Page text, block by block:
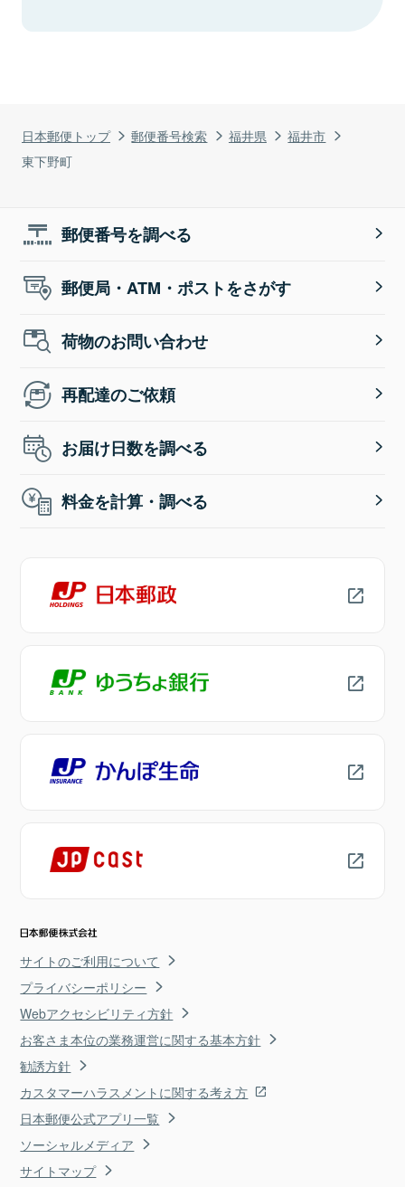
日本郵便トップ 郵便番号検索 福井県
福井市
東下野町
郵便番号を調べる
郵便局・ATM・ポストをさがす
荷物のお問い合わせ
再配達のご依頼
お届け日数を調べる
料金を計算・調べる
サイトのご利用について
プライバシーポリシー
Webアクセシビリティ方針
お客さま本位の業務運営に関する基本方針
勧誘方針
カスタマーハラスメントに関する考え方
日本郵便公式アプリ一覧
ソーシャルメディア
サイトマップ